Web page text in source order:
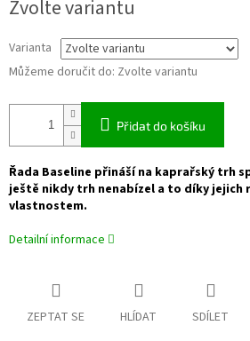
cena:
Zvolte variantu
Varianta
Můžeme doručit do: Zvolte variantu
Přidat do košíku
Řada Baseline přináší na kaprařský trh
ještě nikdy trh nenabízel a to díky jejich
vlastnostem.
Detailní informace
ZEPTAT SE HLÍDAT SDÍLET